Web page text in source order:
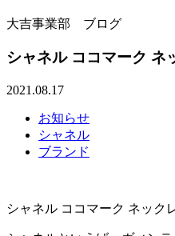
大吉事業部 ブログ
シャネル ココマーク ネ
2021.08.17
お知らせ
シャネル
ブランド
シャネル ココマーク ネック